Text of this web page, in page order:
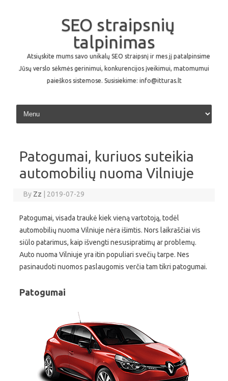
SEO straipsnių
talpinimas
Atsiųskite mums savo unikalų SEO straipsnį ir mes jį patalpinsime
Jūsų verslo sėkmės gerinimui, konkurencijos įveikimui, matomumui
paieškos sistemose. Susisiekime: info@itturas.lt
Skip to content
Patogumai, kuriuos suteikia
automobilių nuoma Vilniuje
By Zz 2019-07-29
Patogumai, visada traukė kiek vieną vartotoją, todėl
automobilių nuoma Vilniuje nėra išimtis. Nors laikraščiai vis
siūlo patarimus, kaip išvengti nesusipratimų ar problemų.
Auto nuoma Vilniuje yra itin populiari svečių tarpe. Nes
pasinaudoti nuomos paslaugomis verčia tam tikri patogumai.
Patogumai